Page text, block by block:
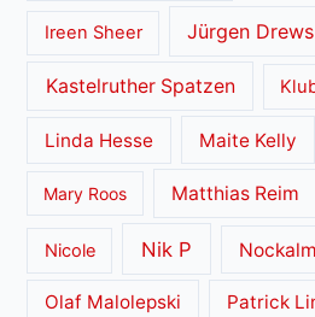
Ireen Sheer Jürgen Drews
Kastelruther Spatzen
Linda Hesse Maite Kelly
Mary Roos Matthias Reim
Nicole Nik P
Olaf Malolepski Patrick